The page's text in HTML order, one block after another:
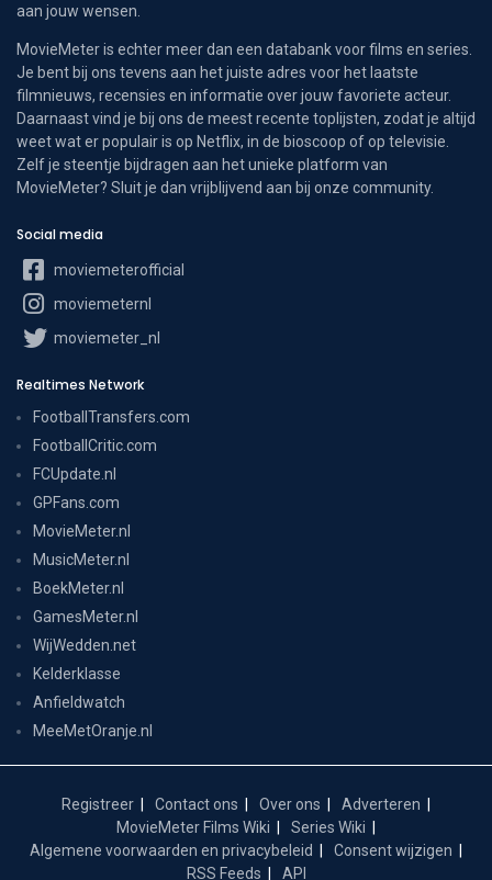
aan jouw wensen.
MovieMeter is echter meer dan een databank voor films en series.
Je bent bij ons tevens aan het juiste adres voor het laatste
filmnieuws, recensies en informatie over jouw favoriete acteur.
Daarnaast vind je bij ons de meest recente toplijsten, zodat je altijd
weet wat er populair is op Netflix, in de bioscoop of op televisie.
Zelf je steentje bijdragen aan het unieke platform van
MovieMeter? Sluit je dan vrijblijvend aan bij onze community.
Social media
moviemeterofficial
moviemeternl
moviemeter_nl
Realtimes Network
FootballTransfers.com
FootballCritic.com
FCUpdate.nl
GPFans.com
MovieMeter.nl
MusicMeter.nl
BoekMeter.nl
GamesMeter.nl
WijWedden.net
Kelderklasse
Anfieldwatch
MeeMetOranje.nl
Registreer Contact ons Over ons
Adverteren
MovieMeter Films Wiki
Series Wiki
Algemene voorwaarden en privacybeleid
Consent wijzigen
RSS Feeds
API